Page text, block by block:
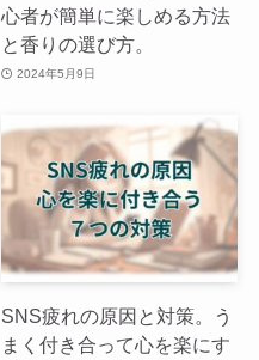
心者が簡単に楽しめる方法
と香りの選び方。
2024年5月9日
SNS疲れの原因と対策。う
まく付き合って心を楽にす